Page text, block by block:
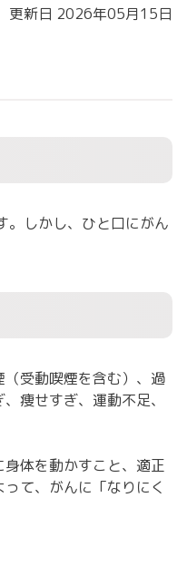
療と口腔ケア
更新日 2026年05月15日
。しかし、ひと口にがん
受動喫煙を含む）、過
痩せすぎ、運動不足、
体を動かすこと、適正
て、がんに「なりにく